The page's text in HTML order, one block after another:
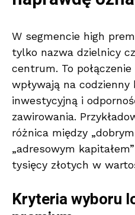
W segmencie high
tylko nazwa dzielnicy
centrum. To
wpływają na
inwestycyjną i
zawirowania.
różnica między
„adresowym
tysięcy złotych w
Kryteria wyboru